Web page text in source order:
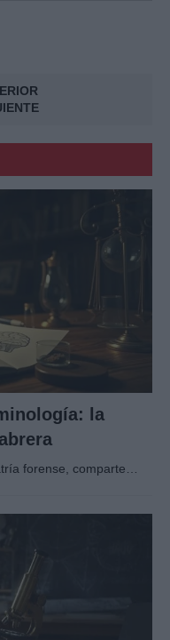
la
forense, comparte…